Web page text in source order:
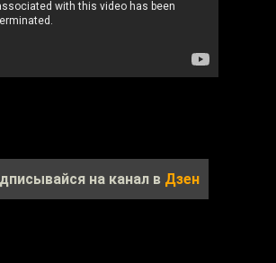
на канал в Дзен